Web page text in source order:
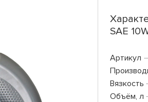
SAE
Артикул
Вязкость
Объём, л